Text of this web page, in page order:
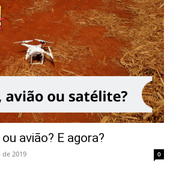
avião? E agora?
de 2019 0